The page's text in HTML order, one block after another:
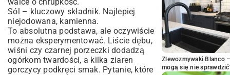
Sól – kluczowy składnik. Najlepiej
niejodowana, kamienna.
To absolutna podstawa, ale oczywiście
można eksperymentować. Liście dębu,
wiśni czy czarnej porzeczki dodadzą
ogórkom twardości, a kilka ziaren
gorczycy podkręci smak. Pytanie, które
Zlewozmywaki Blanco
mogą się nie